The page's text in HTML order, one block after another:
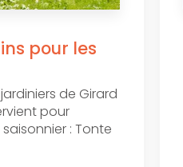
pour les
de Girard
pour
: Tonte